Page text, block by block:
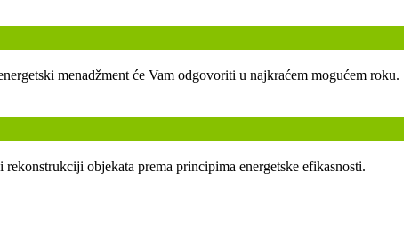
menadžment će Vam odgovoriti u najkraćem mogućem roku.
objekata prema principima energetske efikasnosti.